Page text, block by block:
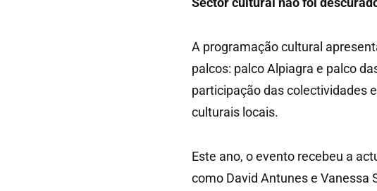
A programação cultural
palcos: palco Alpiagra e palco
participação das colectividades
culturais locais.
Este ano, o evento recebeu a
como David Antunes e Vanessa